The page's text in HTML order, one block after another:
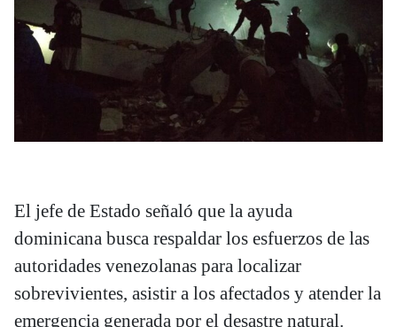
El jefe de Estado señaló que la ayuda
dominicana busca respaldar los esfuerzos de las
autoridades venezolanas para localizar
sobrevivientes, asistir a los afectados y atender la
emergencia generada por el desastre natural.